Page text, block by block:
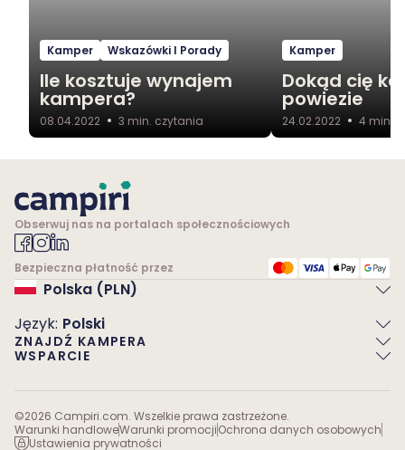
Kamper Wskazówki I Porady
Ile kosztuje wynajem
kampera?
08.04.2022 3 min. czytania
Kamper
Dokąd cię
powiezie
24.02.2022 4 min.
Obserwuj nas na portalach społecznościowych
Bezpieczna płatność przez
Polska (PLN)
Język: Polski
ZNAJDŹ KAMPERA
WSPARCIE
©2026 Campiri.com. Wszelkie prawa zastrzeżone.
Warunki handloweWarunki promocjiOchrona danych osobowych
Ustawienia prywatności